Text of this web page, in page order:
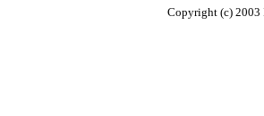
Copyright (c) 2003